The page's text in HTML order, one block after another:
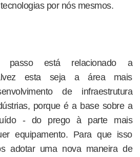
por nós mesmos.
passo está relacionado a
esta seja a área mais
de infraestrutura
porque é a base sobre a
- do prego à parte mais
equipamento. Para que isso
adotar uma nova maneira de